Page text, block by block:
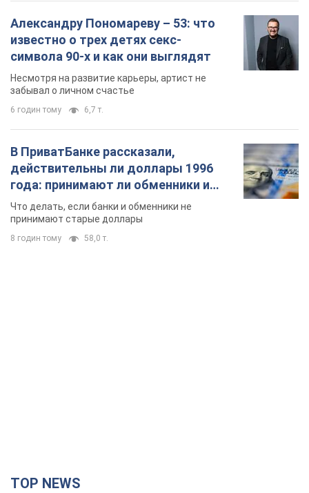
Александру Пономареву – 53: что
известно о трех детях секс-
символа 90-х и как они выглядят
Несмотря на развитие карьеры, артист не
забывал о личном счастье
6 годин тому 6,7 т.
В ПриватБанке рассказали,
действительны ли доллары 1996
года: принимают ли обменники и
банки такие купюры
Что делать, если банки и обменники не
принимают старые доллары
8 годин тому 58,0 т.
TOP NEWS